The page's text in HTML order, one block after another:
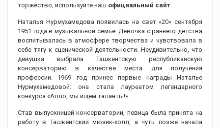
торжество, используйте наш официальный сайт.
Наталья Нурмухамедова появилась на свет «20» сентября
1951 года в музыкальной семье. Девочка с раннего детства
воспитывалась в атмосфере творчества и чувствовала в
себе тягу к сценической деятельности. Неудивительно, что
девушка выбрала Ташкентскую республиканскую
консерваторию в качестве места для получения
профессии. 1969 год принес первые награды Наталье
Нурмухамедовой: она стала лауреатом легендарного
конкурса «Алло, мы ищем таланты!».
Став выпускницей консерватории, певица была принята на
работу в Ташкентский мюзик-холл, а чуть позже начала